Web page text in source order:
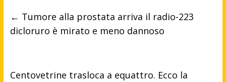
← Tumore alla prostata arriva il radio-223
dicloruro è mirato e meno dannoso
Centovetrine trasloca a equattro. Ecco la